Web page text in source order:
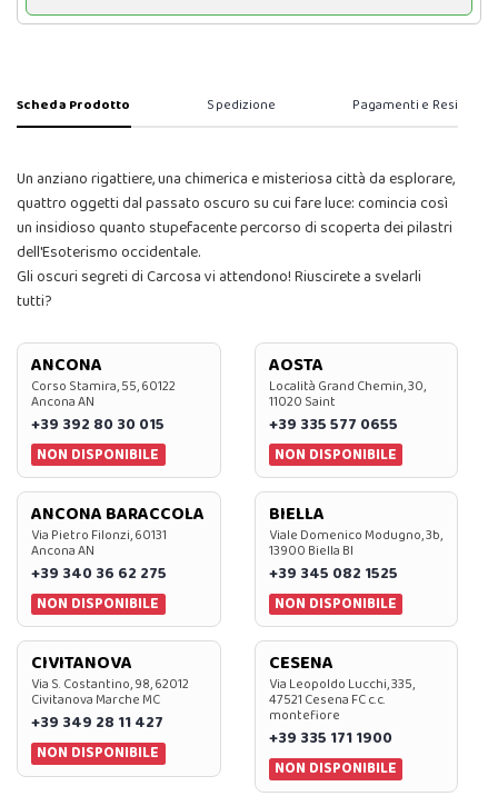
Scheda Prodotto Spedizione Pagamenti e Resi
Un anziano rigattiere, una chimerica e misteriosa città da esplorare,
quattro oggetti dal passato oscuro su cui fare luce: comincia così
un insidioso quanto stupefacente percorso di scoperta dei pilastri
dell'Esoterismo occidentale.
Gli oscuri segreti di Carcosa vi attendono! Riuscirete a svelarli
tutti?
ANCONA
Corso Stamira, 55, 60122
Ancona AN
+39 392 80 30 015
NON DISPONIBILE
AOSTA
Località Grand Chemin, 30,
11020 Saint
+39 335 577 0655
NON DISPONIBILE
ANCONA BARACCOLA
Via Pietro Filonzi, 60131
Ancona AN
+39 340 36 62 275
NON DISPONIBILE
BIELLA
Viale Domenico Modugno, 3b,
13900 Biella BI
+39 345 082 1525
NON DISPONIBILE
CIVITANOVA
Via S. Costantino, 98, 62012
Civitanova Marche MC
+39 349 28 11 427
NON DISPONIBILE
CESENA
Via Leopoldo Lucchi, 335,
47521 Cesena FC c.c.
montefiore
+39 335 171 1900
NON DISPONIBILE